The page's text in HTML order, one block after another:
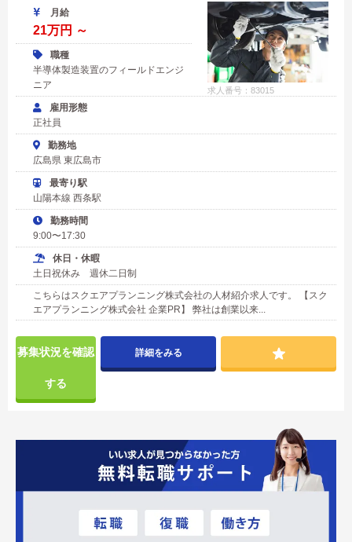
求人番号：83015
月給
21万円 ～
職種
半導体製造装置のフィールドエンジ
ニア
雇用形態
正社員
勤務地
広島県 東広島市
最寄り駅
山陽本線 西条駅
勤務時間
9:00〜17:30
休日・休暇
土日祝休み 週休二日制
こちらはスクエアプランニング株式会社の人材紹介求人です。 【スク
エアプランニング株式会社 企業PR】 弊社は創業以来...
募集状況を確認
する
詳細をみる